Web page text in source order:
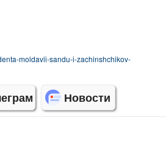
moldavii-sandu-i-zachinshchikov-
Новости